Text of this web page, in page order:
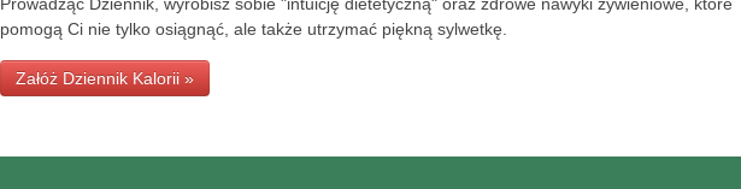
Prowadząć Dziennik, wyrobisz sobie "intuicję dietetyczną" oraz zdrowe nawyki żywieniowe, które
pomogą Ci nie tylko osiągnąć, ale także utrzymać piękną sylwetkę.
Załóż Dziennik Kalorii »